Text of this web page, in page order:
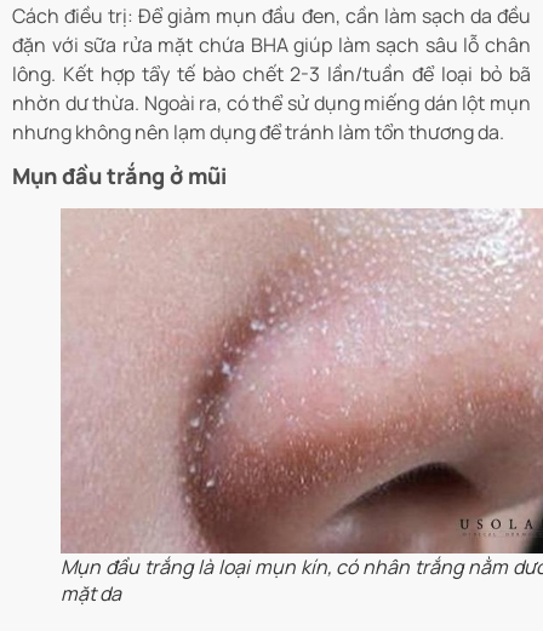
Cách điều trị: Để giảm mụn đầu đen, cần làm sạch da đều
đặn với sữa rửa mặt chứa BHA giúp làm sạch sâu lỗ chân
lông. Kết hợp tẩy tế bào chết 2-3 lần/tuần để loại bỏ bã
nhờn dư thừa. Ngoài ra, có thể sử dụng miếng dán lột mụn
nhưng không nên lạm dụng để tránh làm tổn thương da.
Mụn đầu trắng ở mũi
Mụn đầu trắng là loại mụn kín, có nhân trắng nằm
mặt da